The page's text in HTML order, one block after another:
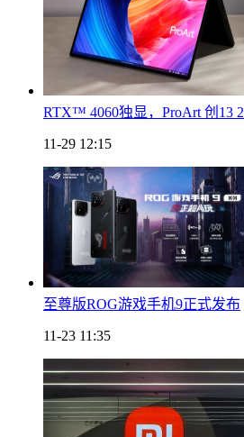
RTX™ 4060独显，ProArt 创13
11-29 12:15
至尊版ROG游戏手机9正式发布
11-23 11:35